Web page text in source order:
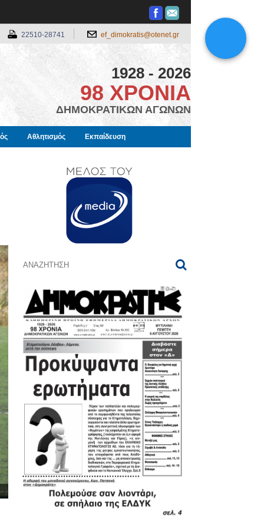
22510-28741 ef_dimokratis@otenet.gr
1928 - 2026
98 ΧΡΟΝΙΑ
ΔΗΜΟΚΡΑΤΙΚΩΝ ΑΓΩΝΩΝ
Αθλητισμός Εκπαίδευση